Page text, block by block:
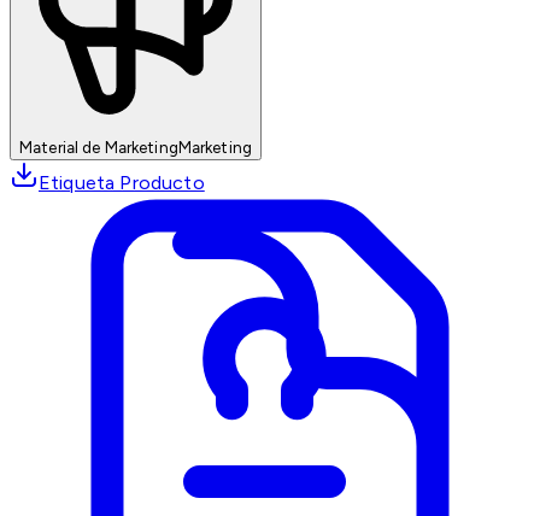
Material de MarketingMarketing
Etiqueta Producto